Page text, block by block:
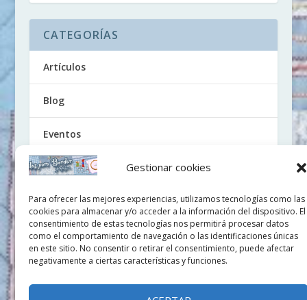
Gestionar cookies
Para ofrecer las mejores experiencias, utilizamos tecnologías como las
cookies para almacenar y/o acceder a la información del dispositivo. El
consentimiento de estas tecnologías nos permitirá procesar datos
como el comportamiento de navegación o las identificaciones únicas
en este sitio. No consentir o retirar el consentimiento, puede afectar
negativamente a ciertas características y funciones.
CATEGORÍAS
Artículos
Blog
Eventos
Noticias
Tutoriales
Uncategorized
Videos